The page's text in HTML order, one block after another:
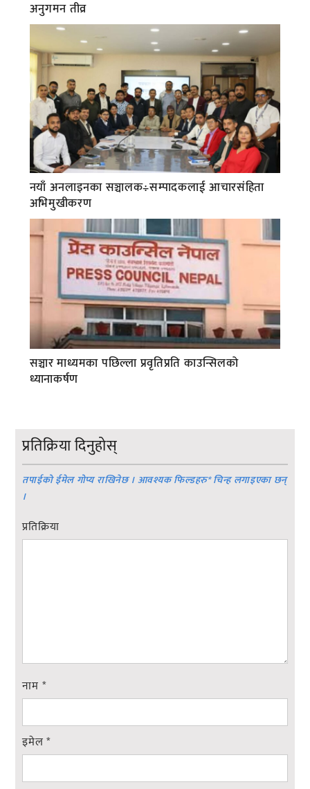
अनुगमन तीव्र
नयाँ अनलाइनका सञ्चालक÷सम्पादकलाई आचारसंहिता
अभिमुखीकरण
सञ्चार माध्यमका पछिल्ला प्रवृतिप्रति काउन्सिलको
ध्यानाकर्षण
प्रतिक्रिया दिनुहोस्
तपाईको ईमेल गोप्य राखिनेछ । आवश्यक फिल्डहरु*चिन्ह लगाइएका छन्
।
प्रतिक्रिया
नाम *
इमेल*